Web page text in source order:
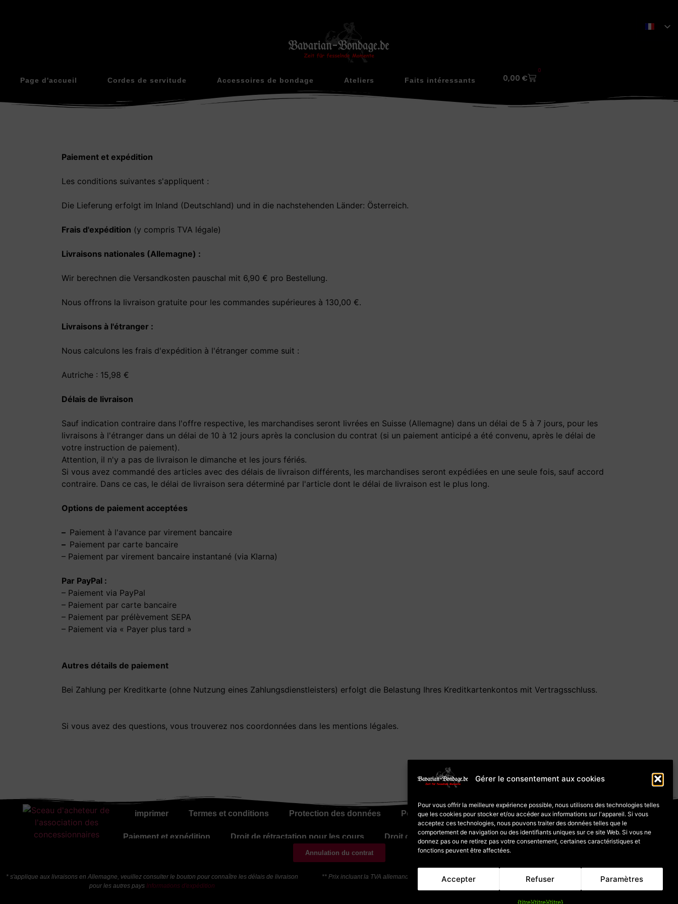
Gérer le consentement aux cookies
Pour vous offrir la meilleure expérience possible, nous utilisons des technologies telles
que les cookies pour stocker et/ou accéder aux informations sur l'appareil. Si vous
acceptez ces technologies, nous pouvons traiter des données telles que le
comportement de navigation ou des identifiants uniques sur ce site Web. Si vous ne
donnez pas ou ne retirez pas votre consentement, certaines caractéristiques et
fonctions peuvent être affectées.
Accepter Refuser Paramètres
{titre}{titre}{titre}
Page d'accueil Cordes de servitude Accessoires de bondage Ateliers Faits intéressants 0,00 €
0
Paiement et expédition
Les conditions suivantes s'appliquent :
Die Lieferung erfolgt im Inland (Deutschland) und in die nachstehenden Länder: Österreich.
Frais d'expédition (y compris TVA légale)
Livraisons nationales (Allemagne) :
Wir berechnen die Versandkosten pauschal mit 6,90 € pro Bestellung.
Nous offrons la livraison gratuite pour les commandes supérieures à 130,00 €.
Livraisons à l'étranger :
Nous calculons les frais d'expédition à l'étranger comme suit :
Autriche : 15,98 €
Délais de livraison
Sauf indication contraire dans l'offre respective, les marchandises seront livrées en Suisse (Allemagne) dans un délai de 5 à 7 jours, pour les
livraisons à l'étranger dans un délai de 10 à 12 jours après la conclusion du contrat (si un paiement anticipé a été convenu, après le délai de
votre instruction de paiement).
Attention, il n'y a pas de livraison le dimanche et les jours fériés.
Si vous avez commandé des articles avec des délais de livraison différents, les marchandises seront expédiées en une seule fois, sauf accord
contraire. Dans ce cas, le délai de livraison sera déterminé par l'article dont le délai de livraison est le plus long.
Options de paiement acceptées
– Paiement à l'avance par virement bancaire
– Paiement par carte bancaire
– Paiement par virement bancaire instantané (via Klarna)
Par PayPal :
– Paiement via PayPal
– Paiement par carte bancaire
– Paiement par prélèvement SEPA
– Paiement via « Payer plus tard »
Autres détails de paiement
Bei Zahlung per Kreditkarte (ohne Nutzung eines Zahlungsdienstleisters) erfolgt die Belastung Ihres Kreditkartenkontos mit Vertragsschluss.
Si vous avez des questions, vous trouverez nos coordonnées dans les mentions légales.
imprimer Termes et conditions Protection des données Politique en matière de cookies (UE)
Paiement et expédition Droit de rétractation pour les cours Droit de rétractation pour les marchandises
Annulation du contrat
* s'applique aux livraisons en Allemagne, veuillez consulter le bouton pour connaître les délais de livraison
pour les autres pays Informations d'expédition
** Prix incluant la TVA allemande ; Le prix total dépend du taux de TVA du pays de livraison.